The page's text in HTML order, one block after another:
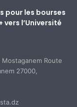
pour les bourses
vers l’Université
Route
27000,